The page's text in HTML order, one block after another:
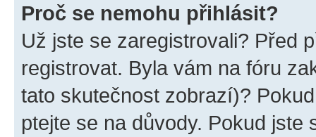
Proč se nemohu přihlásit?
Už jste se zaregistrovali? Před
registrovat. Byla vám na fóru
tato skutečnost zobrazí)?
ptejte se na důvody. Pokud jste